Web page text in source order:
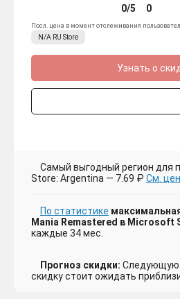
0/5 0
Посл. цена в момент отслеживания
N/A RU Store
Узнать о
Самый выгодный регион для
Store: Argentina — 7.69 ₽ См.
По статистике
Mania Remastered в Microsoft
каждые 34 мес.
Прогноз скидки: Следующую
скидку стоит ожидать